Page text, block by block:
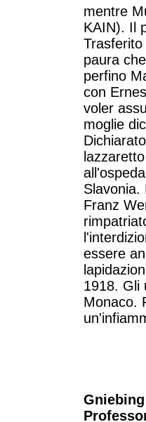
mentre
KAIN). Il
paura
perfino
con
voler
moglie
Slavonia.
Franz
essere
1918. Gli
Monaco.